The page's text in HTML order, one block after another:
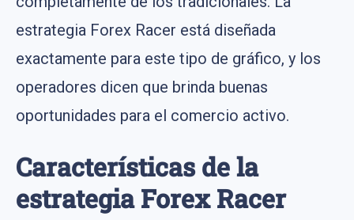
estrategia Forex Racer está diseñada
exactamente para este tipo de gráfico, y los
operadores dicen que brinda buenas
oportunidades para el comercio activo.
Características de la
estrategia Forex Racer